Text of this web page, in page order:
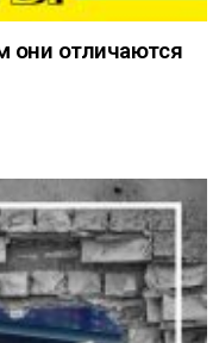
они отличаются